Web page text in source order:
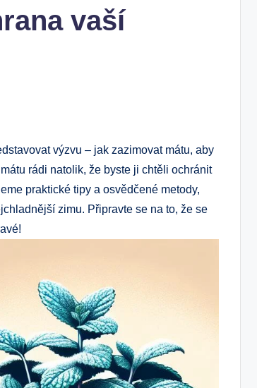
vaší
výzvu – jak zazimovat mátu, aby
rádi natolik, že byste ji chtěli ochránit
praktické tipy a osvědčené metody,
zimu. Připravte se na to, že se